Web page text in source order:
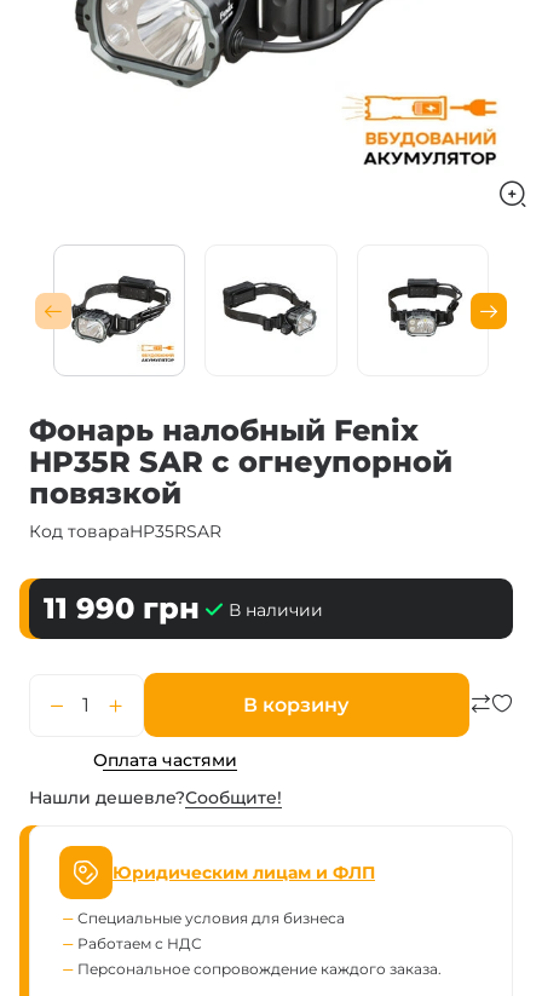
Фонарь налобный Fenix ​​
HP35R SAR с огнеупорной
повязкой
Код товараHP35RSAR
11 990 грн В наличии
В корзину
Оплата частями
Нашли дешевле?Сообщите!
Юридическим лицам и ФЛП
Специальные условия для бизнеса
Работаем с НДС
Персональное сопровождение каждого заказа.